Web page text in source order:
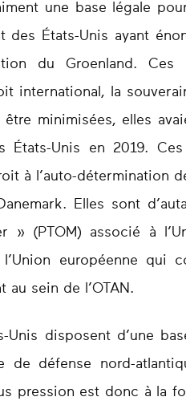
une base légale
des États-Unis ayant
du Groenland.
international, la
minimisées, elles
États-Unis en 2019.
à l’auto-détermination
Elles sont
» (PTOM) associé à
européenne
au sein de l’OTAN.
Unis disposent d’une
de défense nord-
pression est donc à la